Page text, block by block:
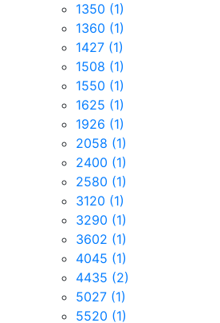
1350 (1)
1360 (1)
1427 (1)
1508 (1)
1550 (1)
1625 (1)
1926 (1)
2058 (1)
2400 (1)
2580 (1)
3120 (1)
3290 (1)
3602 (1)
4045 (1)
4435 (2)
5027 (1)
5520 (1)